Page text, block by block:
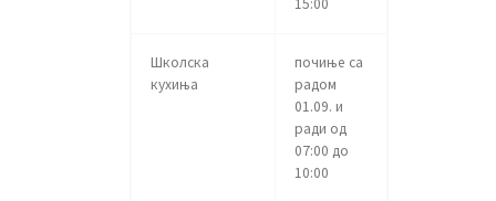
15:00
Школска
кухиња
почиње са
радом
01.09. и
ради од
07:00 до
10:00